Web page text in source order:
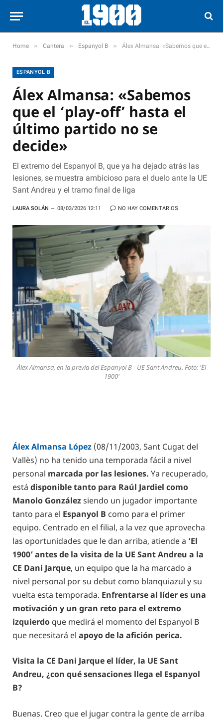
Home » Cantera » Espanyol B » Álex Almansa: «Sabemos que el ‘play-off’ hasta el último partido no se decide»
ESPANYOL B
Álex Almansa: «Sabemos
que el ‘play-off’ hasta el
último partido no se
decide»
El extremo del Espanyol B, que ya ha dejado atrás las
lesiones, se muestra ambicioso para el duelo ante la UE
Sant Andreu y el tramo final de liga
LAURA SOLÁN 08/03/2026 12:11 NO HAY COMENTARIOS
Álex Almansa, en la previa del Espanyol B - UE Sant Andreu. Foto: 'El
1900'
Álex Almansa López (08/11/2003, Sant Cugat del
Vallès) no ha tenido una temporada fácil a nivel
personal marcada por las lesiones. Ya recuperado,
está disponible tanto para Raúl Jardiel como
Manolo Gonzálezsiendo un jugador importante
tanto para el Espanyol B como para el primer
equipo. Centrado en el filial, a la vez que aprovecha
las oportunidades que le dan arriba, atiende a ‘El
1900’ antes de la visita de la UE Sant Andreu a la
CE Dani Jarque, un equipo que la ha marcado a
nivel personal por su debut como blanquiazul y su
vuelta esta temporada. Enfrentarse al líder es una
motivación y un gran reto para el extremo
izquierdo que medirá el momento del Espanyol B
que necesitará el apoyo de la afición perica.
Visita la CE Dani Jarque el líder, la UE Sant
Andreu, ¿con qué sensaciones llega el Espanyol
B?
Buenas. Creo que el jugar contra la gente de arriba